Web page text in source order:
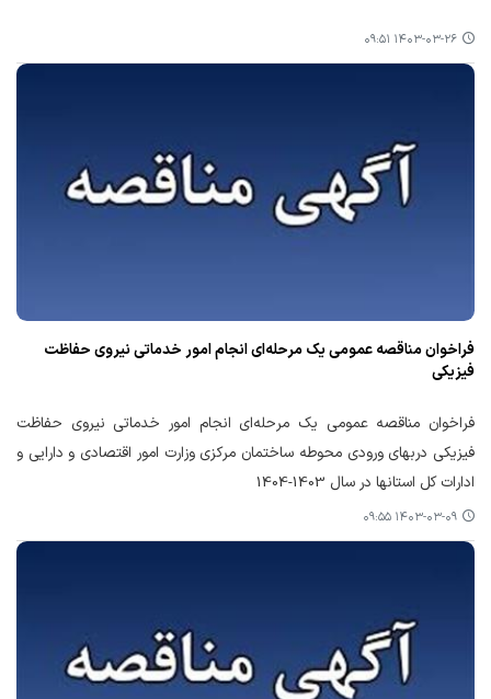
۱۴۰۳-۰۳-۲۶ ۰۹:۵۱
فراخوان مناقصه عمومی یک مرحله‌ای انجام امور خدماتی نیروی حفاظت
فیزیکی
فراخوان مناقصه عمومی یک مرحله‌ای انجام امور خدماتی نیروی حفاظت
فیزیکی دربهای ورودی محوطه ساختمان مرکزی وزارت امور اقتصادی و دارایی و
ادارات کل استانها در سال 1403-1404
۱۴۰۳-۰۳-۰۹ ۰۹:۵۵